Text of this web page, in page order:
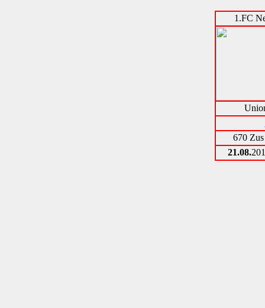
1.FC
670 Zus
21.08.